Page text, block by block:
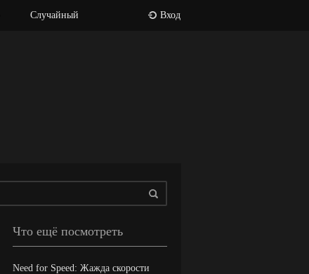
Случайный Вход
Что ещё посмотреть
Need for Speed: Жажда скорости